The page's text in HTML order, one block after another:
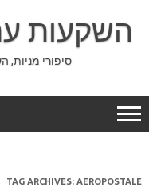
השקעות
סיפורי מניות,
TAG ARCHIVES:AEROPOSTALE